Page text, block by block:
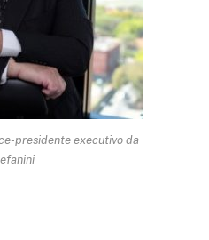
presidente executivo da